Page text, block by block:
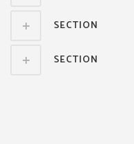
SECTION
SECTION